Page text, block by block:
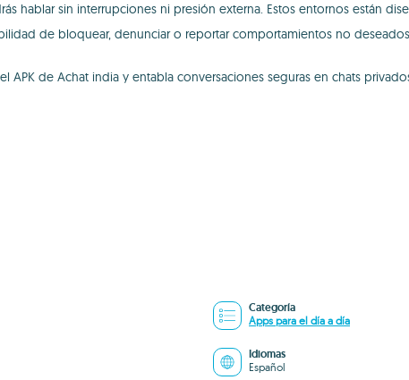
hablar sin interrupciones ni presión externa. Estos entornos están
de bloquear, denunciar o reportar comportamientos no
APK de Achat india y entabla conversaciones seguras en chats
Categoría
Apps para el día a día
Idiomas
Español